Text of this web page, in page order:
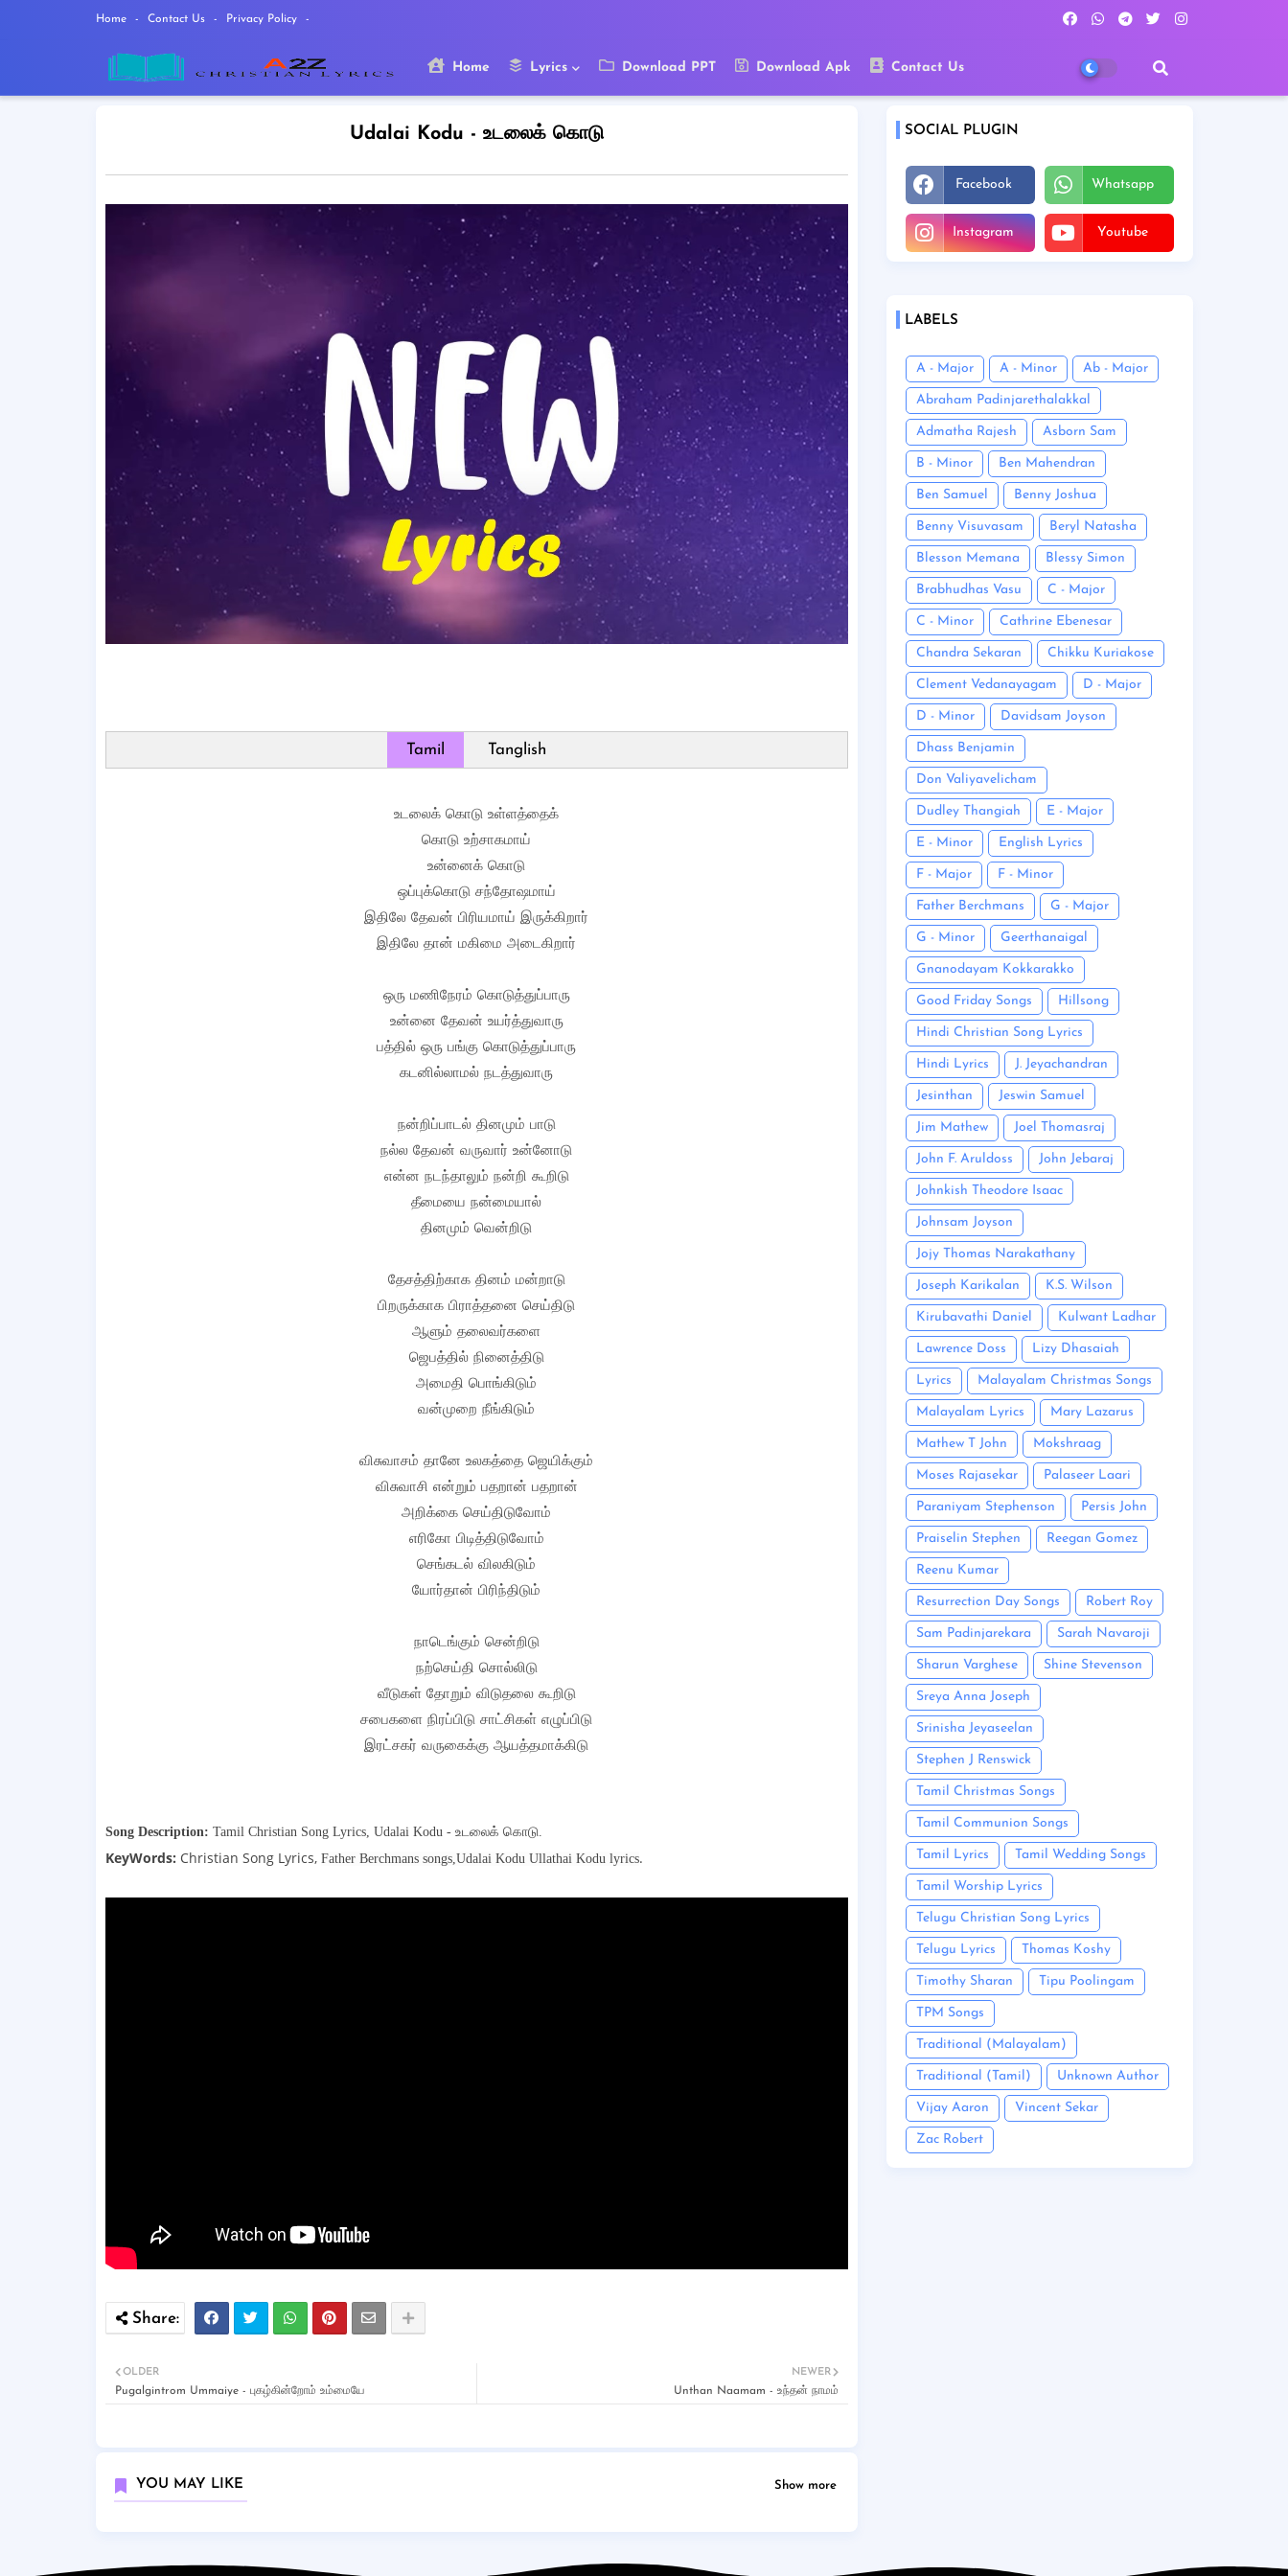
Home Contact Us Privacy Policy
Home Lyrics Download PPT Download Apk Contact Us
Udalai Kodu - உடலைக் கொடு
Tamil Tanglish
உடலைக் கொடு உள்ளத்தைக்
கொடு உற்சாகமாய்
உன்னைக் கொடு
ஒப்புக்கொடு சந்தோஷமாய்
இதிலே தேவன் பிரியமாய் இருக்கிறார்
இதிலே தான் மகிமை அடைகிறார்
ஒரு மணிநேரம் கொடுத்துப்பாரு
உன்னை தேவன் உயர்த்துவாரு
பத்தில் ஒரு பங்கு கொடுத்துப்பாரு
கடனில்லாமல் நடத்துவாரு
நன்றிப்பாடல் தினமும் பாடு
நல்ல தேவன் வருவார் உன்னோடு
என்ன நடந்தாலும் நன்றி கூறிடு
தீமையை நன்மையால்
தினமும் வென்றிடு
தேசத்திற்காக தினம் மன்றாடு
பிறருக்காக பிராத்தனை செய்திடு
ஆளும் தலைவர்களை
ஜெபத்தில் நினைத்திடு
அமைதி பொங்கிடும்
வன்முறை நீங்கிடும்
விசுவாசம் தானே உலகத்தை ஜெயிக்கும்
விசுவாசி என்றும் பதறான் பதறான்
அறிக்கை செய்திடுவோம்
எரிகோ பிடித்திடுவோம்
செங்கடல் விலகிடும்
யோர்தான் பிரிந்திடும்
நாடெங்கும் சென்றிடு
நற்செய்தி சொல்லிடு
வீடுகள் தோறும் விடுதலை கூறிடு
சபைகளை நிரப்பிடு சாட்சிகள் எழுப்பிடு
இரட்சகர் வருகைக்கு ஆயத்தமாக்கிடு
Song Description: Tamil Christian Song Lyrics, Udalai Kodu - உடலைக் கொடு.
KeyWords: Christian Song Lyrics, Father Berchmans songs, Udalai Kodu Ullathai Kodu lyrics.
NEWER
Unthan Naamam - உந்தன் நாமம்
OLDER
Pugalgintrom Ummaiye - புகழ்கின்றோம் உம்மையே
YOU MAY LIKE Show more
SOCIAL PLUGIN
Facebook Whatsapp
Instagram Youtube
LABELS
A - Major A - Minor Ab - Major
Abraham Padinjarethalakkal
Admatha Rajesh Asborn Sam
B - Minor Ben Mahendran
Ben Samuel Benny Joshua
Benny Visuvasam Beryl Natasha
Blesson Memana Blessy Simon
Brabhudhas Vasu C - Major
C - Minor Cathrine Ebenesar
Chandra Sekaran Chikku Kuriakose
Clement Vedanayagam D - Major
D - Minor Davidsam Joyson
Dhass Benjamin
Don Valiyavelicham
Dudley Thangiah E - Major
E - Minor English Lyrics
F - Major F - Minor
Father Berchmans G - Major
G - Minor Geerthanaigal
Gnanodayam Kokkarakko
Good Friday Songs Hillsong
Hindi Christian Song Lyrics
Hindi Lyrics J. Jeyachandran
Jesinthan Jeswin Samuel
Jim Mathew Joel Thomasraj
John F. Aruldoss John Jebaraj
Johnkish Theodore Isaac
Johnsam Joyson
Jojy Thomas Narakathany
Joseph Karikalan K.S. Wilson
Kirubavathi Daniel Kulwant Ladhar
Lawrence Doss Lizy Dhasaiah
Lyrics Malayalam Christmas Songs
Malayalam Lyrics Mary Lazarus
Mathew T John Mokshraag
Moses Rajasekar Palaseer Laari
Paraniyam Stephenson Persis John
Praiselin Stephen Reegan Gomez
Reenu Kumar
Resurrection Day Songs Robert Roy
Sam Padinjarekara Sarah Navaroji
Sharun Varghese Shine Stevenson
Sreya Anna Joseph
Srinisha Jeyaseelan
Stephen J Renswick
Tamil Christmas Songs
Tamil Communion Songs
Tamil Lyrics Tamil Wedding Songs
Tamil Worship Lyrics
Telugu Christian Song Lyrics
Telugu Lyrics Thomas Koshy
Timothy Sharan Tipu Poolingam
TPM Songs
Traditional (Malayalam)
Traditional (Tamil) Unknown Author
Vijay Aaron Vincent Sekar
Zac Robert